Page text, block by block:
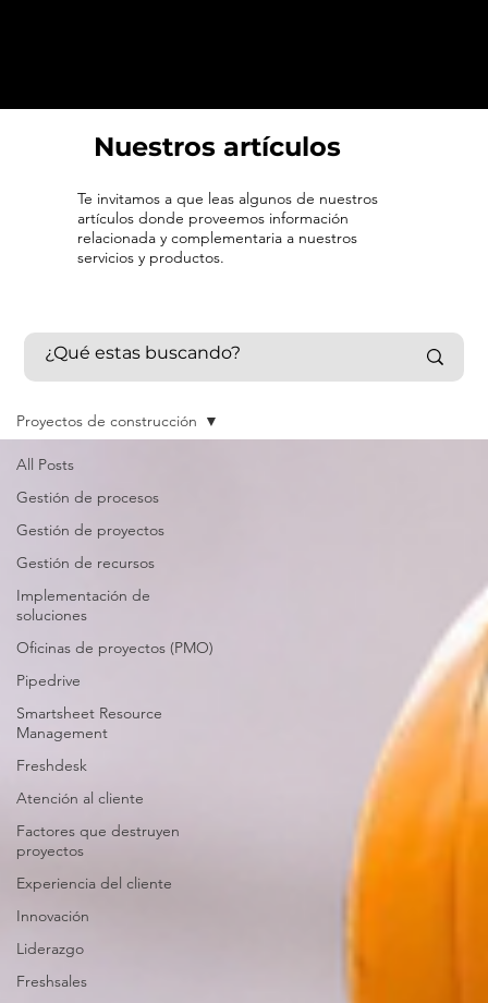
Nuestros artículos
Te invitamos a que leas algunos de nuestros
artículos donde proveemos información
relacionada y complementaria a nuestros
servicios y productos.
All Posts
Gestión de procesos
Gestión de proyectos
Gestión de recursos
Implementación de
soluciones
Oficinas de proyectos (PMO)
Pipedrive
Smartsheet Resource
Management
Freshdesk
Atención al cliente
Factores que destruyen
proyectos
Experiencia del cliente
Innovación
Liderazgo
Freshsales
Proyectos de construcción